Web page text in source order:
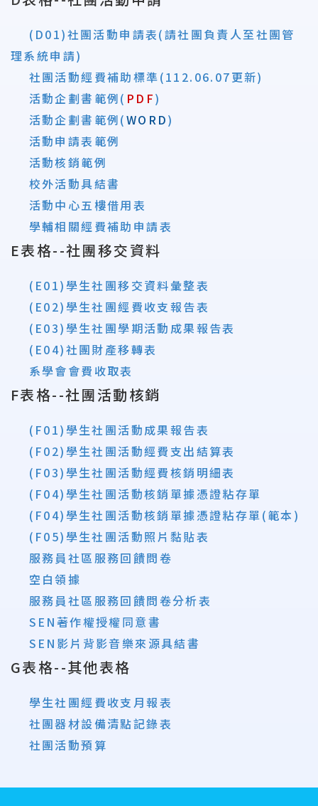
( D01)社團活動申請表(請社團負責人至社團管
理系統申請)
社團活動經費補助標準(112.06.07更新)
活動企劃書範例( PDF)
活動企劃書範例(WORD)
活動申請表範例
活動核銷範例
校外活動具結書
活動中心五樓借用表
學輔相關經費補助申請表
E表格--社團移交資料
(E01)學生社團移交資料彙整表
( E02)學生社團經費收支報告表
(E03)學生社團學期活動成果報告表
(E04)社團財產移轉表
系學會會費收取表
F表格--社團活動核銷
(F01)學生社團活動成果報告表
(F02)學生社團活動經費支出結算表
(F03)學生社團活動經費核銷明細表
(F04)學生社團活動核銷單據憑證粘存單
(F04)學生社團活動核銷單據憑證粘存單(範本)
(F05)學生社團活動照片黏貼表
服務員社區服務回饋問卷
空白領據
服務員社區服務回饋問卷分析表
SEN著作權授權同意書
SEN影片背影音樂來源具結書
G表格--其他表格
學生社團經費收支月報表
社團器材設備清點記錄表
社團活動預算